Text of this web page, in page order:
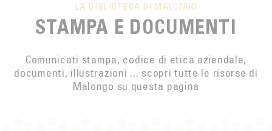
MALONGO OGGI
CONGO
LAOS
SVILUPPO SOSTENIBILE
COMMERCIO EQUO E SOLIDALE
ATTIVITÀ
NEGOZIO ONLINE
BOUTIQUE
FONDAZIONE
LA BIBLIOTECA DI MALONGO
STAMPA E DOCUMENTI
Comunicati stampa, codice di etica aziendale,
documenti, illustrazioni ... scopri tutte le risorse di
Malongo su questa pagina